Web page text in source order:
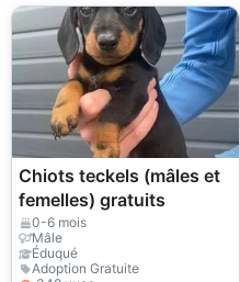
Chiots teckels (mâles et
femelles) gratuits
0-6 mois
Mâle
Éduqué
Adoption Gratuite